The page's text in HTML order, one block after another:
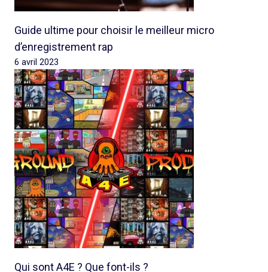
Guide ultime pour choisir le meilleur micro
d’enregistrement rap
6 avril 2023
Qui sont A4E ? Que font-ils ?